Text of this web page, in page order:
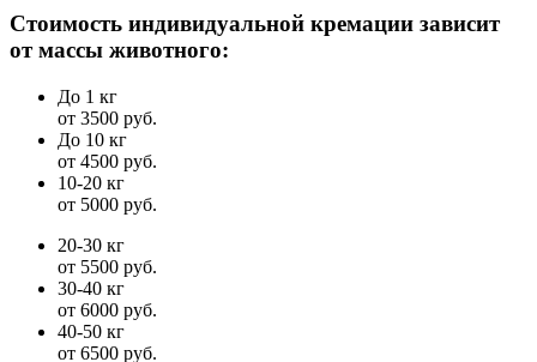
Стоимость индивидуальной кремации зависит
от массы животного:
До 1 кг
от 3500 руб.
До 10 кг
от 4500 руб.
10-20 кг
от 5000 руб.
20-30 кг
от 5500 руб.
30-40 кг
от 6000 руб.
40-50 кг
от 6500 руб.